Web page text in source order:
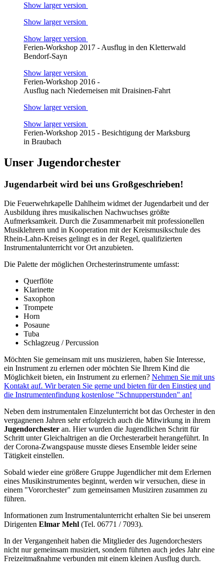
Show larger version
Show larger version
Show larger version
Ferien-Workshop 2017 - Ausflug in den Kletterwald
Bendorf-Sayn
Show larger version
Ferien-Workshop 2016 -
Ausflug nach Niederneisen mit Draisinen-Fahrt
Show larger version
Show larger version
Ferien-Workshop 2015 - Besichtigung der Marksburg
in Braubach
Unser Jugendorchester
Jugendarbeit wird bei uns Großgeschrieben!
Die Feuerwehrkapelle Dahlheim widmet der Jugendarbeit und der
Ausbildung ihres musikalischen Nachwuchses größte
Aufmerksamkeit. Durch die Zusammenarbeit mit professionellen
Musiklehrern und in Kooperation mit der Kreismusikschule des
Rhein-Lahn-Kreises gelingt es in der Regel, qualifizierten
Instrumentalunterricht vor Ort anzubieten.
Die Palette der möglichen Orchesterinstrumente umfasst:
Querflöte
Klarinette
Saxophon
Trompete
Horn
Posaune
Tuba
Schlagzeug / Percussion
Möchten Sie gemeinsam mit uns musizieren, haben Sie Interesse,
ein Instrument zu erlernen oder möchten Sie Ihrem Kind die
Möglichkeit bieten, ein Instrument zu erlernen? Nehmen Sie mit uns
Kontakt auf. Wir beraten Sie gerne und bieten für den Einstieg und
die Instrumentenfindung kostenlose "Schnupperstunden" an!
Neben dem instrumentalen Einzelunterricht bot das Orchester in den
vergagnenen Jahren sehr erfolgreich auch die Mitwirkung in ihrem
Jugendorchester an. Hier wurden die Jugendlichen Schritt für
Schritt unter Gleichaltrigen an die Orchesterarbeit herangeführt. In
der Corona-Zwangspause musste dieses Ensemble leider seine
Tätigkeit einstellen.
Sobald wieder eine größere Gruppe Jugendlicher mit dem Erlernen
eines Musikinstrumentes beginnt, werden wir versuchen, diese in
einem "Vororchester" zum gemeinsamen Musiziren zusammen zu
führen.
Informationen zum Instrumentalunterricht erhalten Sie bei unserem
Dirigenten Elmar Mehl (Tel. 06771 / 7093).
In der Vergangenheit haben die Mitglieder des Jugendorchesters
nicht nur gemeinsam musiziert, sondern führten auch jedes Jahr eine
Freizeitmaßnahme verbunden mit einem kleinen Ausflug durch.